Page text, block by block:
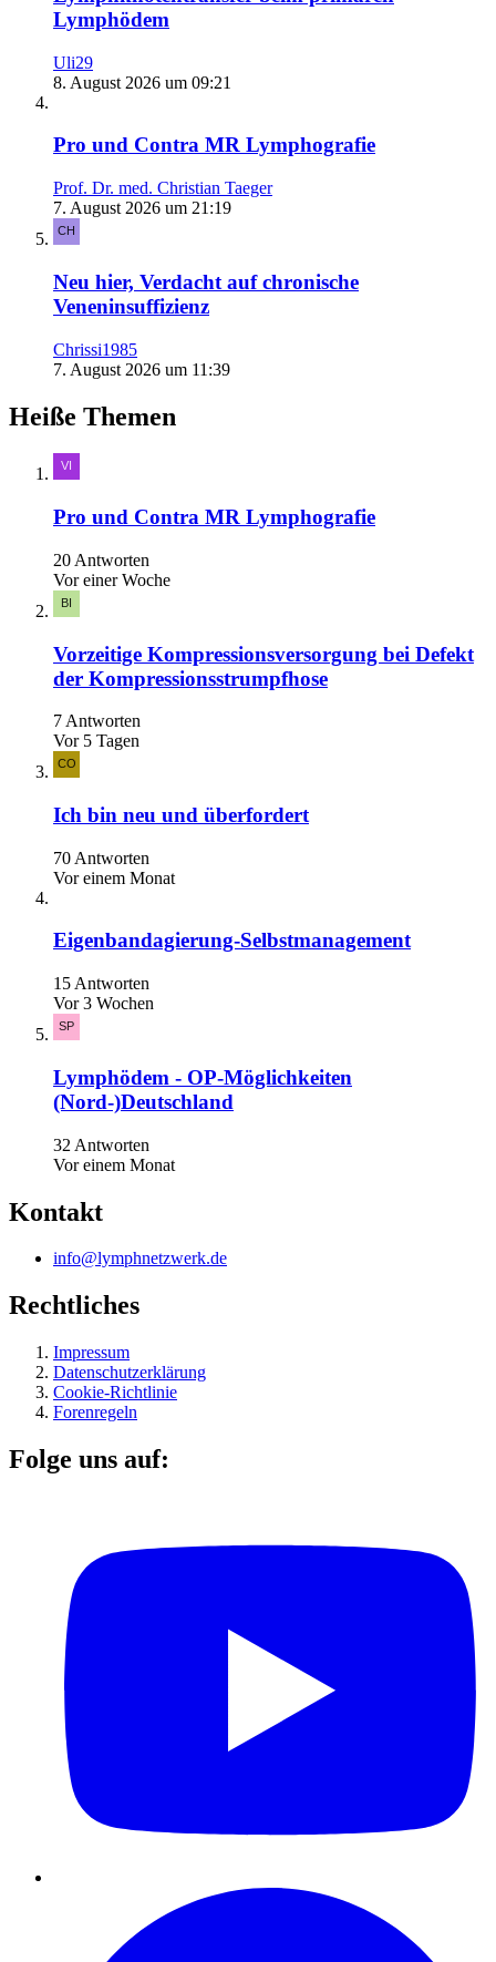
Lymphödem
Uli29
8. August 2026 um 09:21
Pro und Contra MR Lymphografie
Prof. Dr. med. Christian Taeger
7. August 2026 um 21:19
Neu hier, Verdacht auf chronische
Veneninsuffizienz
Chrissi1985
7. August 2026 um 11:39
Heiße Themen
Pro und Contra MR Lymphografie
20 Antworten
Vor einer Woche
Vorzeitige Kompressionsversorgung bei Defekt
der Kompressionsstrumpfhose
7 Antworten
Vor 5 Tagen
Ich bin neu und überfordert
70 Antworten
Vor einem Monat
Eigenbandagierung-Selbstmanagement
15 Antworten
Vor 3 Wochen
Lymphödem - OP-Möglichkeiten
(Nord-)Deutschland
32 Antworten
Vor einem Monat
Kontakt
info@lymphnetzwerk.de
Rechtliches
Impressum
Datenschutzerklärung
Cookie-Richtlinie
Forenregeln
Folge uns auf: